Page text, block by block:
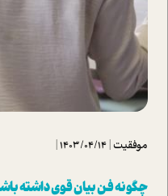
موفقیت|
1403/04/14
|
چگونه فن بیان قوی داشته